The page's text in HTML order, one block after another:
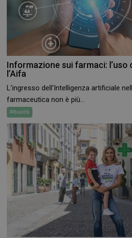
Informazione sui farmaci: l’uso
l’Aifa
L’ingresso dell’Intelligenza artificiale
farmaceutica non è più...
Attualità